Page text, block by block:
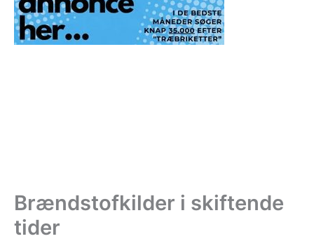
Brændstofkilder i skiftende
tider